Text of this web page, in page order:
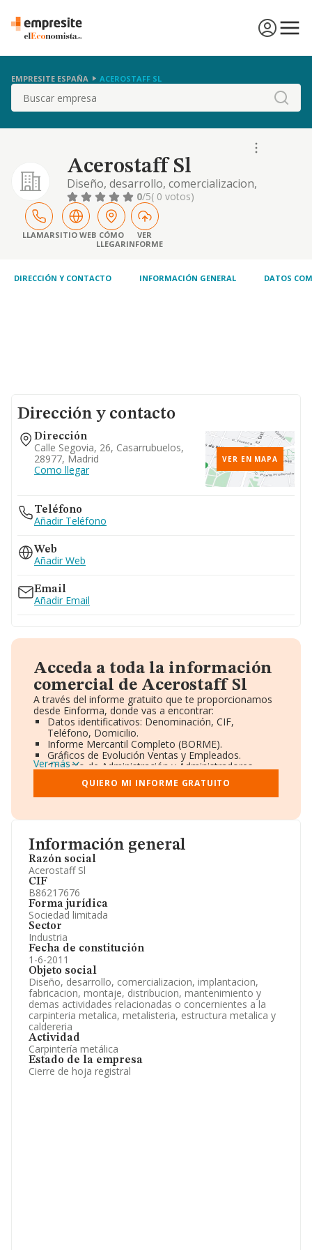
EMPRESITE ESPAÑA ACEROSTAFF SL
Buscar
Acerostaff Sl
Diseño, desarrollo, comercializacion,
implantacion, fabricacion, montaje,
distribucion, mantenimiento y demas
actividades relacionadas o concernientes a la
carpinteria metalica, metalisteria, estructura
metalica y caldereria
0/5( 0 votos)
LLAMARSITIO WEB CÓMO
LLEGAR
VER
INFORME
DIRECCIÓN Y CONTACTO INFORMACIÓN GENERAL DATOS
Información general
Razón social
Acerostaff Sl
CIF
B86217676
Forma jurídica
Sociedad limitada
Sector
Industria
Fecha de constitución
1-6-2011
Objeto social
Diseño, desarrollo, comercializacion, implantacion,
fabricacion, montaje, distribucion, mantenimiento y
demas actividades relacionadas o concernientes a la
carpinteria metalica, metalisteria, estructura metalica y
caldereria
Actividad
Carpintería metálica
Estado de la empresa
Cierre de hoja registral
Dirección y contacto
Dirección
Calle Segovia, 26, Casarrubuelos,
28977, Madrid
Como llegar
VER EN MAPA
Teléfono
Añadir Teléfono
Web
Añadir Web
Email
Añadir Email
Acceda a toda la información
comercial de Acerostaff Sl
A través del informe gratuito que te proporcionamos
desde Einforma, donde vas a encontrar:
Datos identificativos: Denominación, CIF,
Teléfono, Domicilio.
Informe Mercantil Completo (BORME).
Gráficos de Evolución Ventas y Empleados.
Consejo de Administración y Administradores.
Directivos y Ejecutivos.
Accionistas.
Participaciones y Vinculaciones en otras empresas.
Información oficial y registral complementaria.
Ver más
QUIERO MI INFORME GRATUITO